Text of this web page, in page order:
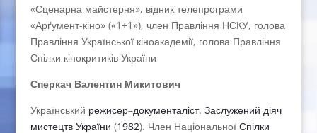
«Сценарна майстерня», відник телепрограми
«Арґумент-кіно» («1+1»), член Правління НСКУ, голова
Правління Української кіноакадемії, голова Правління
Спілки кінокритиків України
Сперкач Валентин Микитович
Український режисер–документаліст. Заслужений діяч
мистецтв України (1982). Член Національної Спілки